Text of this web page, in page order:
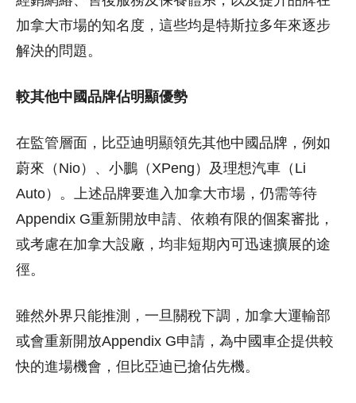
加拿大市場的知名度，這些均是特斯拉多年來逐步
解決的問題。
較其他中國品牌佔明顯優勢
在監管層面，比亞迪明顯領先其他中國品牌，例如
蔚來（Nio）、小鵬（XPeng）及理想汽車（Li
Auto）。上述品牌要進入加拿大市場，仍需等待
Appendix G重新開放申請、依賴有限的個案審批，
或考慮在加拿大設廠，均非短期內可迅速擴展的途
徑。
雖然外界只能推測，一旦關稅下調，加拿大運輸部
或會重新開放Appendix G申請，為中國車企提供較
快的進場機會，但比亞迪已搶佔先機。